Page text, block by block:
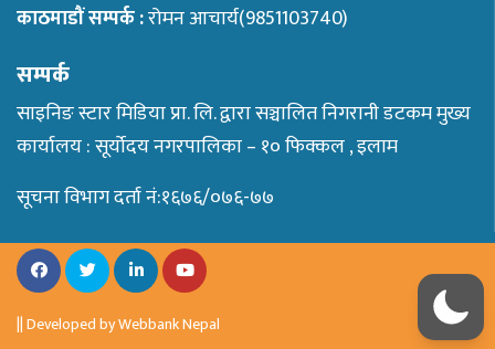
काठमाडौं सम्पर्क :रोमन आचार्य(9851103740)
सम्पर्क
साइनिङ स्टार मिडिया प्रा. लि. द्वारा सञ्चालित निगरानी डटकम मुख्य
कार्यालय : सूर्योदय नगरपालिका – १० फिक्कल , इलाम
सूचना विभाग दर्ता नं:१६७६/०७६-७७
|| Developed byWebbank Nepal